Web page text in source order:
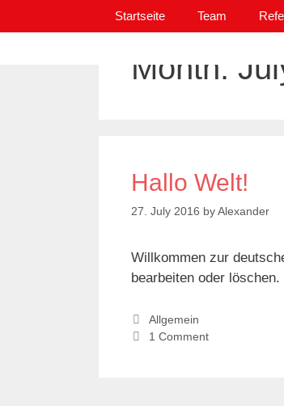
to
Startseite Team
to
Month:
Hallo Welt!
27. July 2016 byAlexander
Willkommen zur
bearbeiten oder
Categories
Allgemein
1 Comment